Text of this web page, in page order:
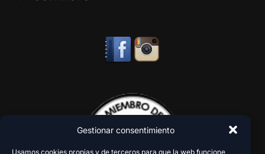
Gestionar consentimiento
Usamos cookies propias y de terceros para que la web funcione,